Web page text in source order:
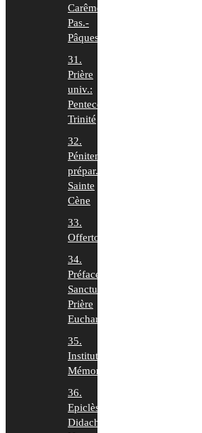
Carême-
Pas.-
Pâques
31.
Prière
univ.:
Pentecôte-
Trinité
32.
Pénitence
prépar.
Sainte
Cène
33.
Offertoire
34.
Préface,
Sanctus,
Prière
Euchar.
35.
Institution,
Mémorial
36.
Epiclèse,
Didaché,